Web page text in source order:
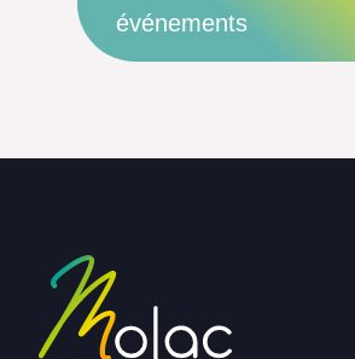
événements